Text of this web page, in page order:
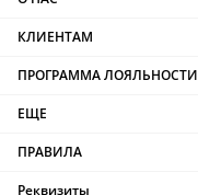
КЛИЕНТАМ
ПРОГРАММА ЛОЯЛЬНОСТИ
ЕЩЕ
ПРАВИЛА
Реквизиты